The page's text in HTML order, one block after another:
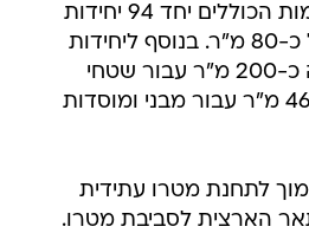
הקרקע, בני 10-15 קומות הכוללים יחד 94 יחידות
דיור בגודל ממוצע של כ-80 מ"ר. בנוסף ליחידות
הדיור התוכנית מציעה כ-200 מ"ר עבור שטחי
מסחר ותעסוקה וכ-460 מ"ר עבור מבני ומוסדות
לתחנת מטרו עתידית
הארצית לסביבת מטרו.